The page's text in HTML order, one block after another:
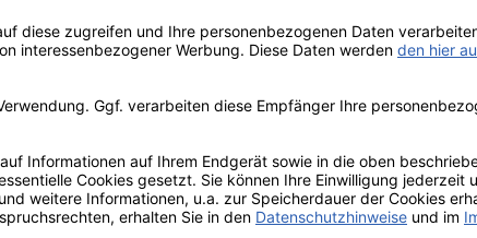
Versandkosten und ggf. Nachnahmegebühren, wenn nicht anders beschrieben